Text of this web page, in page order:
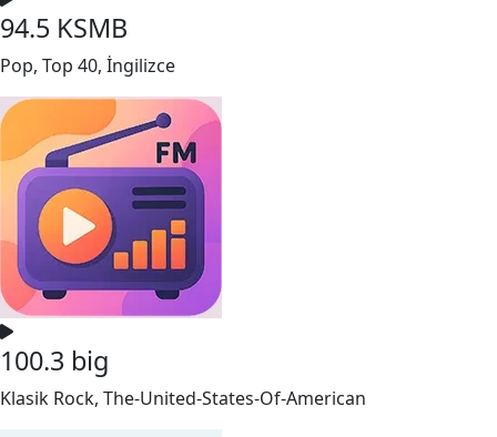
94.5 KSMB
Pop, Top 40, İngilizce
100.3 big
Klasik Rock, The-United-States-Of-American